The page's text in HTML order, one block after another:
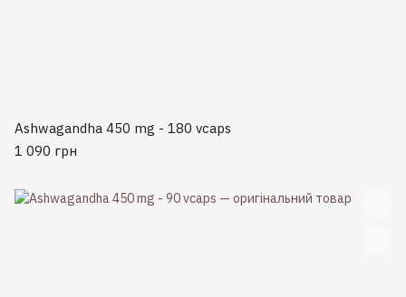
Ashwagandha 450 mg - 180 vcaps
1 090 грн